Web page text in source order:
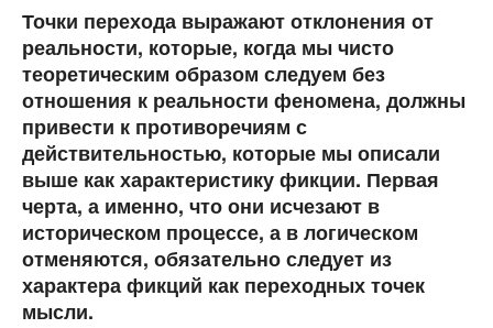
Точки перехода выражают отклонения от
реальности, которые, когда мы чисто
теоретическим образом следуем без
отношения к реальности феномена, должны
привести к противоречиям с
действительностью, которые мы описали
выше как характеристику фикции. Первая
черта, а именно, что они исчезают в
историческом процессе, а в логическом
отменяются, обязательно следует из
характера фикций как переходных точек
мысли.